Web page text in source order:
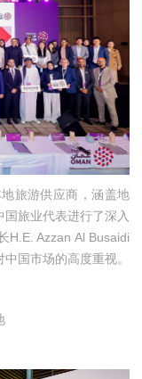
旅游供应商，涵盖地
旅业代表进行了深入
H.E. Azzan Al Busaidi
国市场的高度重视。